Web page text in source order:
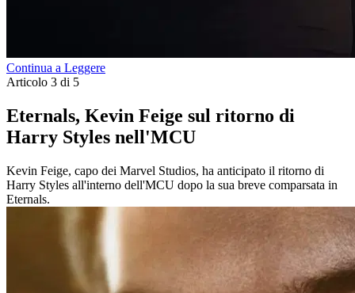
Continua a Leggere
Articolo 3 di 5
Eternals, Kevin Feige sul ritorno di
Harry Styles nell'MCU
Kevin Feige, capo dei Marvel Studios, ha anticipato il ritorno di
Harry Styles all'interno dell'MCU dopo la sua breve comparsata in
Eternals.